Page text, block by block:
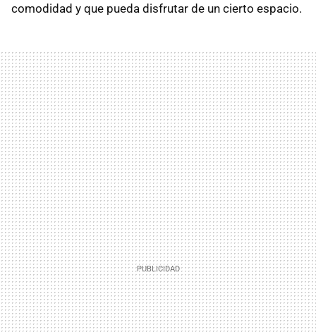
comodidad y que pueda disfrutar de un cierto espacio.